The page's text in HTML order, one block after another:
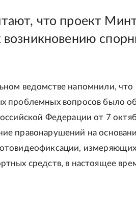
что проект
возникновению
ведомстве напомнили, что
проблемных вопросов было
Федерации от 7
правонарушений на
средств, в настоящее